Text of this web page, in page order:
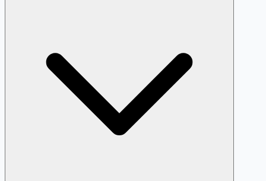
link, người dùng có thể bị dẫn đến trang giả mạo ngân
hàng hoặc bị tải phần mềm độc hại.